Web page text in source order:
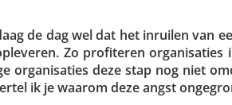
de dag wel dat het inruilen van
Zo profi­teren
orga­ni­sa­ties deze stap nog niet
ik je waarom deze angst